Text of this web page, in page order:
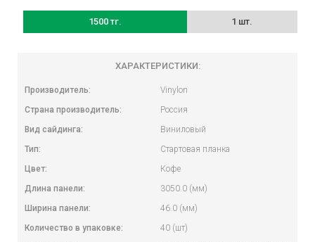
1500 тг. 1 шт.
ХАРАКТЕРИСТИКИ:
Производитель:
Страна производитель:
Вид сайдинга:
Тип:
Цвет:
Vinylon
Россия
Виниловый
Стартовая планка
Кофе
Длина панели:
Ширина панели:
Количество в упаковке:
3050.0 (мм)
46.0 (мм)
40 (шт)